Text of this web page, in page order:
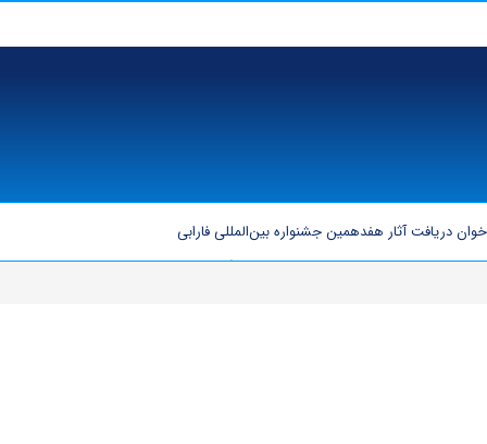
دریافت آثار هفدهمین جشنواره بین‌المللی فارابی
و انرژی خورشیدی توسط محققان دانشگاه تهران
پیام تبریک و قدردانی